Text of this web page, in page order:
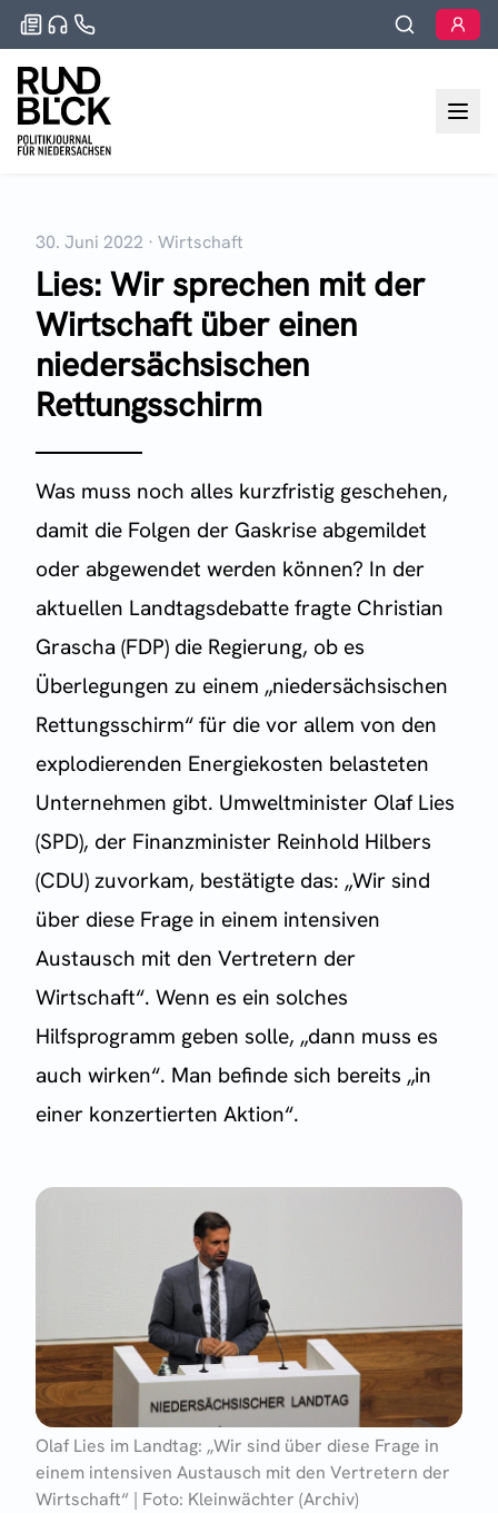
30. Juni 2022 · Wirtschaft
Lies: Wir sprechen mit der
Wirtschaft über einen
niedersächsischen
Rettungsschirm
Was muss noch alles kurzfristig geschehen,
damit die Folgen der Gaskrise abgemildet
oder abgewendet werden können? In der
aktuellen Landtagsdebatte fragte Christian
Grascha (FDP) die Regierung, ob es
Überlegungen zu einem „niedersächsischen
Rettungsschirm“ für die vor allem von den
explodierenden Energiekosten belasteten
Unternehmen gibt. Umweltminister Olaf Lies
(SPD), der Finanzminister Reinhold Hilbers
(CDU) zuvorkam, bestätigte das: „Wir sind
über diese Frage in einem intensiven
Austausch mit den Vertretern der
Wirtschaft“. Wenn es ein solches
Hilfsprogramm geben solle, „dann muss es
auch wirken“. Man befinde sich bereits „in
einer konzertierten Aktion“.
Olaf Lies im Landtag: „Wir sind über diese Frage in
einem intensiven Austausch mit den Vertretern der
Wirtschaft“ | Foto: Kleinwächter (Archiv)